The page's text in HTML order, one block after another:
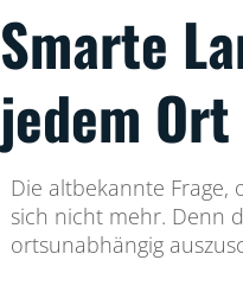
Smarte
jedem
Die altbekannte Frage,
sich nicht mehr. Denn
ortsunabhängig